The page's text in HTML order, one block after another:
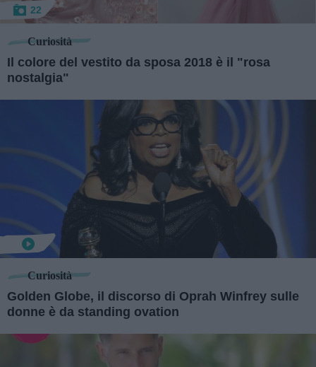
22
Curiosità
Il colore del vestito da sposa 2018 è il "rosa
nostalgia"
Curiosità
Golden Globe, il discorso di Oprah Winfrey sulle
donne è da standing ovation